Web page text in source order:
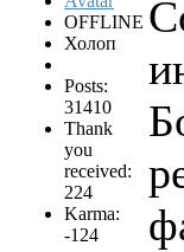
OFFLINE
Холоп
Posts:
31410
Thank
you
received:
224
Karma:
-124